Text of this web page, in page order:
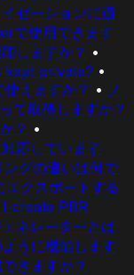
ゼーションに適
で使用できます
しますか？ •
kept private? •
えますか？ • ノ
て取得しますか？
？ •
応しています
グの違いは何で
クスポートする
create PBR
ネレーターとは
うに機能します
きますか？